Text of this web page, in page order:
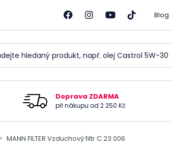
Blog
Doprava ZDARMA
při nákupu od 2 250 Kč
MANN FILTER Vzduchový filtr C 23 006